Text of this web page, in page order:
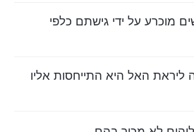
מוכרע על ידי גישתם כלפי
ליראת האל היא התייחסות אליו